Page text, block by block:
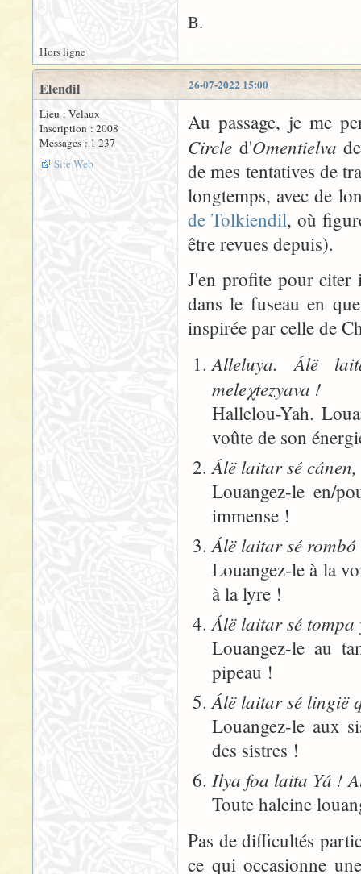
B.
Hors ligne
26-07-2022 15:00
Elendil
Lieu : Velaux
Inscription : 2008
Messages : 1 237
Site Web
Au passage, je me
Circle d'Omentielva
de mes tentatives de
longtemps, avec de
de Tolkiendil, où
être revues depuis).
J'en profite pour citer
dans le fuseau en
inspirée par celle de
Alleluya. Álë
meleχtezyava !
Hallelou-Yah.
voûte de son
Álë laitar sé
Louangez-le en/
immense !
Álë laitar sé
Louangez-le à la
à la lyre !
Álë laitar sé
Louangez-le au
pipeau !
Álë laitar sé lingië
Louangez-le aux
des sistres !
Ilya foa laita Yá !
Toute haleine
Pas de difficultés
ce qui occasionne